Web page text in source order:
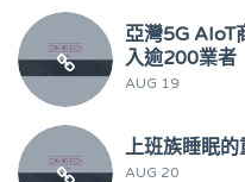
亞灣5G AIoT
入逾200業者
AUG 19
上班族睡眠的
AUG 20